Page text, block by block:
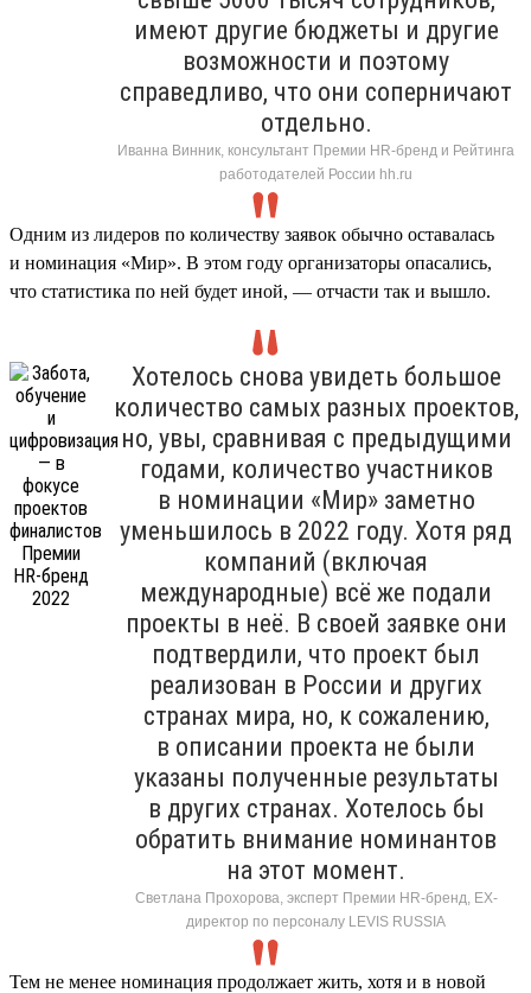
имеют другие бюджеты и другие
возможности и поэтому
справедливо, что они соперничают
отдельно.
Иванна Винник, консультант Премии HR-бренд и Рейтинга
работодателей России hh.ru
Одним из лидеров по количеству заявок обычно оставалась
и номинация «Мир». В этом году организаторы опасались,
что статистика по ней будет иной, — отчасти так и вышло.
Хотелось снова увидеть большое
количество самых разных проектов,
но, увы, сравнивая с предыдущими
годами, количество участников
в номинации «Мир» заметно
уменьшилось в 2022 году. Хотя ряд
компаний (включая
международные) всё же подали
проекты в неё. В своей заявке они
подтвердили, что проект был
реализован в России и других
странах мира, но, к сожалению,
в описании проекта не были
указаны полученные результаты
в других странах. Хотелось бы
обратить внимание номинантов
на этот момент.
Светлана Прохорова, эксперт Премии HR-бренд, EX-
директор по персоналу LEVIS RUSSIA
Тем не менее номинация продолжает жить, хотя и в новой